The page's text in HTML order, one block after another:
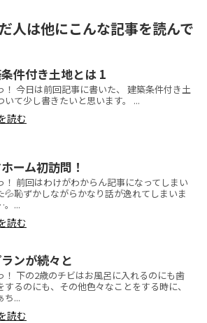
人は他にこんな記事を読んで
件付き土地とは 1
！ 今日は前回記事に書いた、 建築条件付き土
いて少し書きたいと思います。 ...
読む
ーム初訪問！
！ 前回はわけがわからん記事になってしまい
💦恥ずかしながらかなり話が逸れてしまいま
。...
読む
ンが続々と
！ 下の2歳のチビはお風呂に入れるのにも歯
するのにも、その他色々なことをする時に、
ち...
読む